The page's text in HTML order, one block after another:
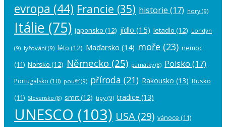
evropa (44) Francie (35) historie (17) hory (9)
Itálie (75) japonsko (12) jídlo (15) letadlo (12) Londýn
(9) lyžování (9) léto (12) Maďarsko (14) moře (23) nemoc
(11) Norsko (12) Německo (25) památky(8) Polsko (17)
Portugalsko (10) poušť(9) příroda (21) Rakousko (13) Rusko
(11) Slovensko (8) smrt(12) tipy (9) tradice (13)
UNESCO (103) USA (29) vánoce (11)